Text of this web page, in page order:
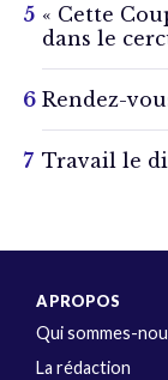
« Cette
dans le
Rendez-
Travail le
A PROPOS
Qui sommes-
La rédaction